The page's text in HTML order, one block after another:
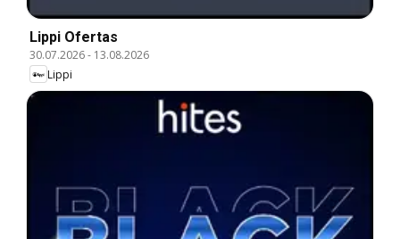
Lippi Ofertas
30.07.2026- 13.08.2026
Lippi